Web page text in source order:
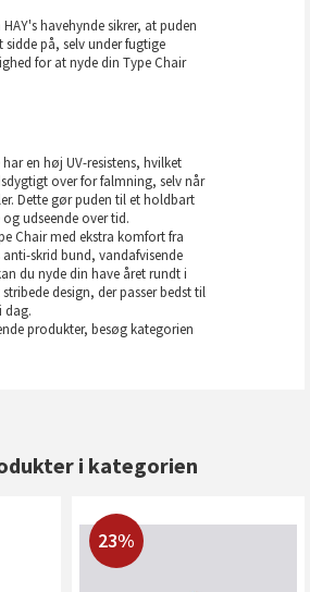
havehynde sikrer, at puden
på, selv under fugtige
for at nyde din Type Chair
en høj UV-resistens, hvilket
over for falmning, selv når
Dette gør puden til et holdbart
udseende over tid.
Chair med ekstra komfort fra
anti-skrid bund, vandafvisende
du nyde din have året rundt i
design, der passer bedst til
dag.
produkter, besøg kategorien
i kategorien
23%